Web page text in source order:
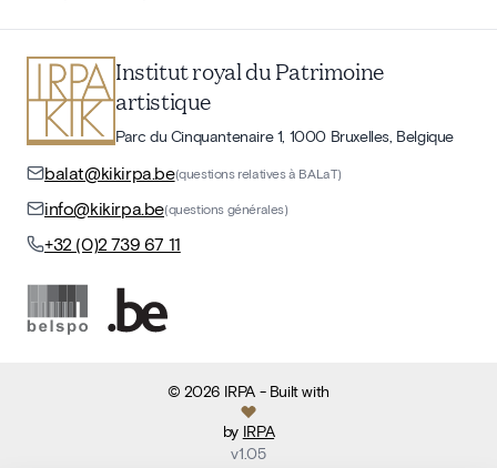
Institut royal du Patrimoine
artistique
Parc du Cinquantenaire 1, 1000 Bruxelles, Belgique
balat@kikirpa.be(questions relatives à BALaT)
info@kikirpa.be(questions générales)
+32 (0)2 739 67 11
©2026 IRPA- Built with
by IRPA
v1.05